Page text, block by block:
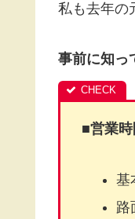
私も去年の
事前に知っ
■営業
基
路